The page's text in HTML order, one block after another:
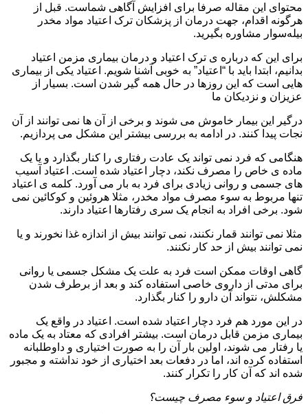
محتوای این مقاله صرفا برای افزایش آگاهی شماست. قبل از
هرگونه اقدام، جهت درمان از پزشکان ترک اعتیاد مواد مخدر
بیله‌سوار مشاوره بگیرید.
برای این که درباره ی ترک اعتیاد و درمان بیماری مزمن اعتیاد
بدانیم، ابتدا باید با “اعتیاد” به خوبی آشنا شویم. اعتیاد یکی از بیماری
هایی است که این روزها در حال همه گیر شدن است. بسیار از
عزیزان و نزدیکان ما
درگیر این بیمار خاموش می شوند و برخی از آن ها نمی توانند از آن
نجات پیدا کنند. در ادامه به بررسی بیشتر این مشکل می پردازیم.
هنگامی که فرد نمی تواند یک عادت رفتاری را کنار بگذارد و یا یک
ماده ی خاص را مصرف نکند، دچار اعتیاد شده است. اعتیاد آسیب
های جسمی و روانی زیادی برای فرد به بار می آورد. کلمه ی اعتیاد
تنها مربوط به سوء مصرف مواد مخدر، مثلا هروئین و کوکائین نمی
شود. برخی افراد به انجام یک سری رفتارها اعتیاد دارند.
مثلا نمی توانند قمار نکنند، نمی توانند بیش از اندازه غذا نخورند و یا
نمی توانند بیش از حد کار نکنند.
گاهی اوقات ممکن است فرد به علت یک مشکل جسمی یا روانی
برای مدتی از داروی خاصی استفاده کند و بعد از برطرف شدن
مشکلش، نتواند آن دارو را کنار بگذارد.
در این مورد هم فرد دچار اعتیاد شده است. اعتیاد در واقع یک
بیماری مزمن قابل درمان است. بیشتر افرادی که معتاد به یک ماده
یا رفتار می شوند، اولین بار آن را به صورت اختیاری و داوطلبانه
استفاده کرده اند، اما در دفعات بعد اختیاری از خود نداشته و مجبور
شده اند که آن کار را تکرار کنند.
فرق اعتیاد و سوء مصرف چیست؟